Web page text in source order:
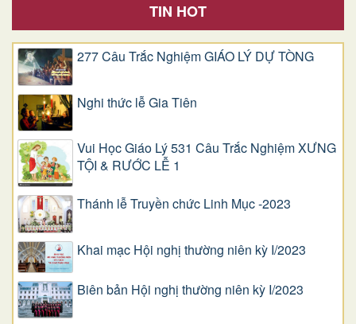
TIN HOT
277 Câu Trắc Nghiệm GIÁO LÝ DỰ TÒNG
Nghi thức lễ Gia Tiên
Vui Học Giáo Lý 531 Câu Trắc Nghiệm XƯNG
TỘI & RƯỚC LỄ 1
Thánh lễ Truyền chức Linh Mục -2023
Khai mạc Hội nghị thường niên kỳ I/2023
Biên bản Hội nghị thường niên kỳ I/2023